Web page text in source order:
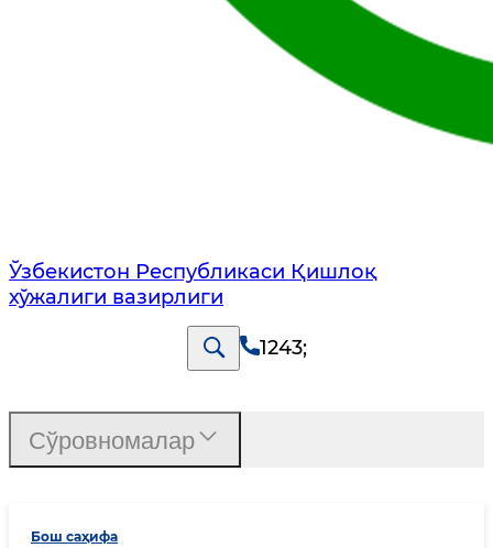
Ўзбекистон Республикаси Қишлоқ
хўжалиги вазирлиги
1243;
Бош саҳифа
Сўровномалар